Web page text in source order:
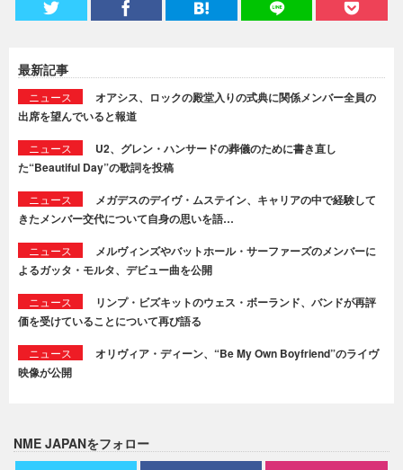
最新記事
ニュース
オアシス、ロックの殿堂入りの式典に関係メンバー全員の
出席を望んでいると報道
ニュース
U2、グレン・ハンサードの葬儀のために書き直し
た“Beautiful Day”の歌詞を投稿
ニュース
メガデスのデイヴ・ムステイン、キャリアの中で経験して
きたメンバー交代について自身の思いを語…
ニュース
メルヴィンズやバットホール・サーファーズのメンバーに
よるガッタ・モルタ、デビュー曲を公開
ニュース
リンプ・ビズキットのウェス・ボーランド、バンドが再評
価を受けていることについて再び語る
ニュース
オリヴィア・ディーン、“Be My Own Boyfriend”のライヴ
映像が公開
NME JAPANをフォロー